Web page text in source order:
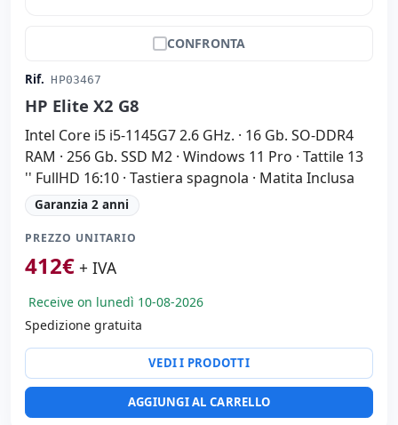
CONFRONTA
Rif. HP03467
HP Elite X2 G8
Intel Core i5 i5-1145G7 2.6 GHz. · 16 Gb. SO-DDR4
RAM · 256 Gb. SSD M2 · Windows 11 Pro · Tattile 13
'' FullHD 16:10 · Tastiera spagnola · Matita Inclusa
Garanzia 2 anni
PREZZO UNITARIO
412€ + IVA
Receive on lunedì 10-08-2026
Spedizione gratuita
VEDI I PRODOTTI
AGGIUNGI AL CARRELLO